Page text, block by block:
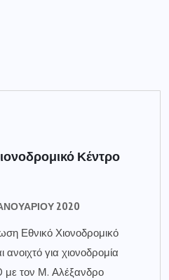
Κέντρο
2020
Εθνικό Χιονοδρομικό
ανοιχτό για χιονοδρομία
τον Μ. Αλέξανδρο